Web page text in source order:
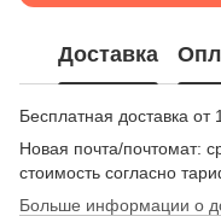
Доставка
Бесплатная доставка от
Новая почта/почтомат:
стоимость согласно
Больше информации о